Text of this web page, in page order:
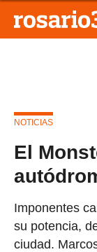
NOTICIAS
El
Imponentes
su potencia,
ciudad.